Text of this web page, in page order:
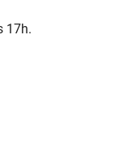
17h.